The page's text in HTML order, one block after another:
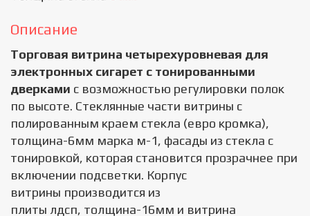
Описание
Торговая витрина четырехуровневая для
электронных сигарет с тонированными
дверками с возможностью регулировки полок
по высоте. Стеклянные части витрины с
полированным краем стекла (евро кромка),
толщина-6мм марка м-1, фасады из стекла с
тонировкой, которая становится прозрачнее при
включении подсветки. Корпус
витрины производится из
плиты лдсп, толщина-16мм и витрина